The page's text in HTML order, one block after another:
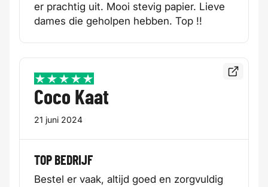
er prachtig uit. Mooi stevig papier. Lieve
dames die geholpen hebben. Top !!
5 / 5
Coco Kaat
21 juni 2024
TOP BEDRIJF
Bestel er vaak, altijd goed en zorgvuldig
Bekijk